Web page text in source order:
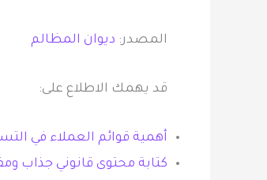
المصدر: ديوان المظالم
قد يهمك الاطلاع على:
أهمية قوائم العملاء في
كتابة محتوى قانوني جذاب